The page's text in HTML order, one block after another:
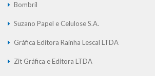
Bombril
Suzano Papel e Celulose S.A.
Gráfica Editora Rainha Lescal LTDA
Zit Gráfica e Editora LTDA